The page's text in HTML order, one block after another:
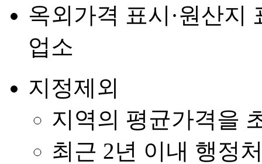
옥외가격 표시·원산지
업소
지정제외
지역의 평균가격을
최근 2년 이내 행정